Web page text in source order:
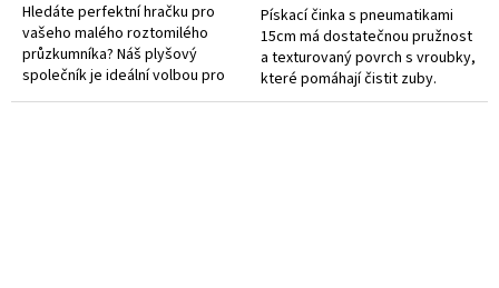
Hledáte perfektní hračku pro
vašeho malého roztomilého
průzkumníka? Náš plyšový
společník je ideální volbou pro
štěňátka a malé pejsky!
Pískací činka s pneumatikami
15cm má dostatečnou pružnost
a texturovaný povrch s vroubky,
které pomáhají čistit zuby.